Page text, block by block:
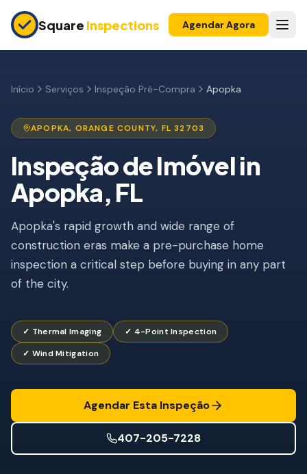
Square Inspections Agendar Agora
Inspeção Pré-Compra
Garantia 11 Meses
Inspeção de Apartamento
Inspeção Pré-Listagem
Imóvel para Investimento
INSPEÇÕES DE SEGURO
Inspeção 4 Pontos
Certificação de Telhado
Segurança Pós-Furacão
Imagem Térmica
Início Serviços Inspeção Pré-Compra Apopka
APOPKA, ORANGE COUNTY, FL 32703
Inspeção de Imóvelin
Apopka, FL
Apopka's rapid growth and wide range of
construction eras make a pre-purchase home
inspection a critical step before buying in any part
of the city.
✓ Thermal Imaging
✓ 4-Point Inspection
✓ Wind Mitigation
Agendar Esta Inspeção
407-205-7228